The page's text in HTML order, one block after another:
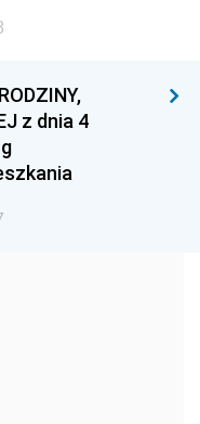
1991
1985
z dnia 4